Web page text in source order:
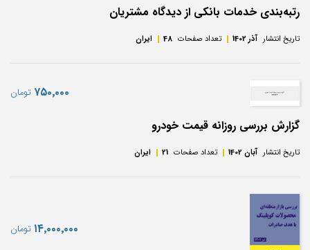
رتبه‌بندی خدمات بانکی از دیدگاه مشتریان
تاریخ انتشار آذر 1402 تعداد صفحات 48 ایران
گزارش بررسی روزانه قیمت خودرو
تاریخ انتشار آبان 1402 تعداد صفحات 21 ایران
‎۷۵۰٬۰۰۰ تومان
‎۱۴٬۰۰۰٬۰۰۰ تومان